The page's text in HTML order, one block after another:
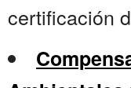
certificación